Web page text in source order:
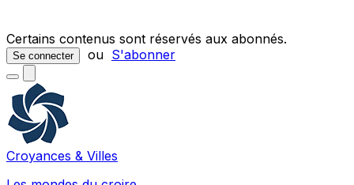
Certains contenus sont réservés aux abonnés.
Se connecter ou S'abonner
Croyances & Villes